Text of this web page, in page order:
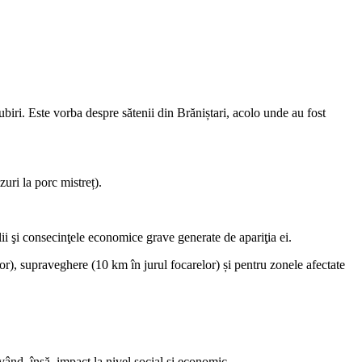
Este vorba despre sătenii din Brăniștari, acolo unde au fost
la porc mistreț).
consecinţele economice grave generate de apariţia ei.
supraveghere (10 km în jurul focarelor) și pentru zonele afectate